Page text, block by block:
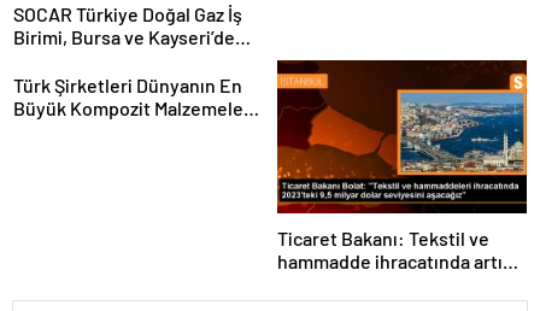
SOCAR Türkiye Doğal Gaz İş
Birimi, Bursa ve Kayseri’de
Türk Şirketleri Dünyanın En
Büyük Kompozit Malzemeler
Ticaret Bakanı: Tekstil ve
hammadde ihracatında artış